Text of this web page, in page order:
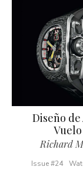
Diseño
Vuelo
Richard
Issue #24